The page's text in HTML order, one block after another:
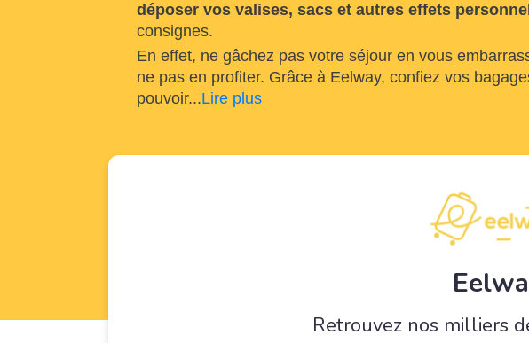
déposer vos valises, sacs et autres effets
consignes.
En effet, ne gâchez pas votre séjour en vous
ne pas en profiter. Grâce à Eelway, confiez vos
pouvoir...Lire plus
Retrouvez nos milliers